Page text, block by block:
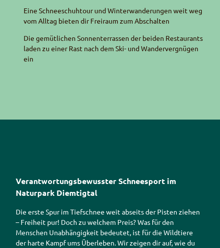
Eine Schneeschuhtour und Winterwanderungen weit weg
vom Alltag bieten dir Freiraum zum Abschalten
Die gemütlichen Sonnenterrassen der beiden Restaurants
laden zu einer Rast nach dem Ski- und Wandervergnügen
ein
Verantwortungsbewusster Schneesport im
Naturpark Diemtigtal
Die erste Spur im Tiefschnee weit abseits der Pisten ziehen
– Freiheit pur! Doch zu welchem Preis? Was für den
Menschen Unabhängigkeit bedeutet, ist für die Wildtiere
der harte Kampf ums Überleben. Wir zeigen dir auf, wie du